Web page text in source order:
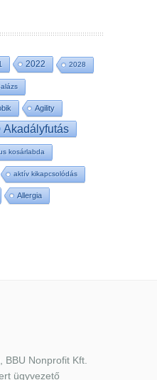
2022 2028
Agility
Akadályfutás
kosárlabda
aktív kikapcsolódás
Allergia
BBU Nonprofit Kft.
ügyvezető